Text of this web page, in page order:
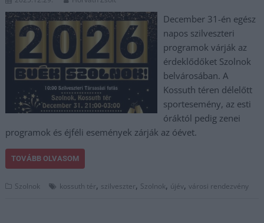
December 31-én egész
napos szilveszteri
programok várják az
érdeklődőket Szolnok
belvárosában. A
Kossuth téren délelőtt
sportesemény, az esti
óráktól pedig zenei
programok és éjféli események zárják az óévet.
TOVÁBB OLVASOM
Szolnok kossuth tér, szilveszter, Szolnok, újév,városi rendezvény